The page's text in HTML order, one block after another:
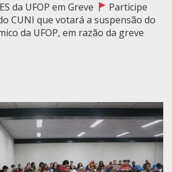
da UFOP em Greve
Participe
CUNI que votará a suspensão do
da UFOP, em razão da greve